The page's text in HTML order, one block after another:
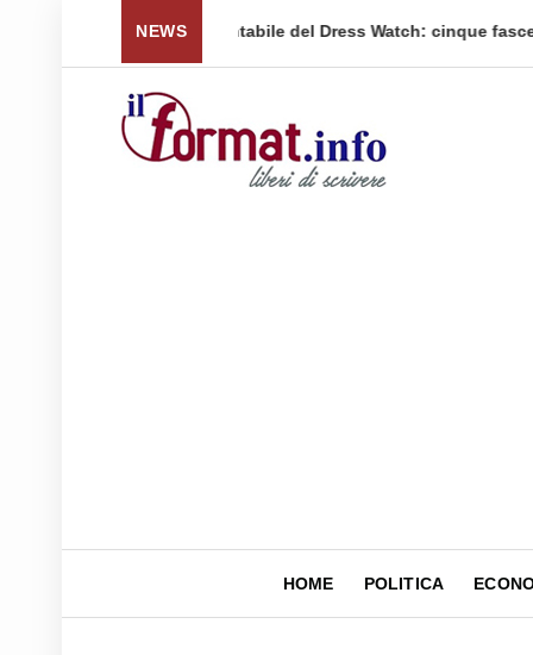
NEWS
per tornare a ... Quellidipiazzaaffari lancia un
HOME POLITICA